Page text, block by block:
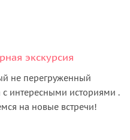
экскурсия
не перегруженный
с интересными историями .
на новые встречи!